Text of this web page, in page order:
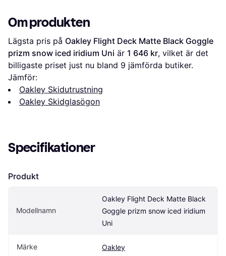
Om produkten
Lägsta pris på Oakley Flight Deck Matte Black Goggle
prizm snow iced iridium Uni är 1 646 kr, vilket är det
billigaste priset just nu bland 9 jämförda butiker.
Jämför:
Oakley Skidutrustning
Oakley Skidglasögon
Specifikationer
Produkt
Modellnamn
Oakley Flight Deck Matte Black
Goggle prizm snow iced iridium
Uni
Märke Oakley